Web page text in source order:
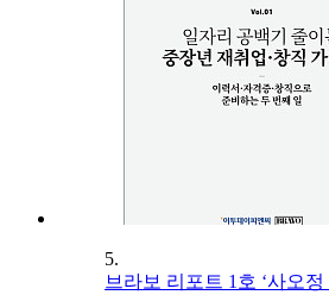
5.
브라보 리포트 1호 ‘사오